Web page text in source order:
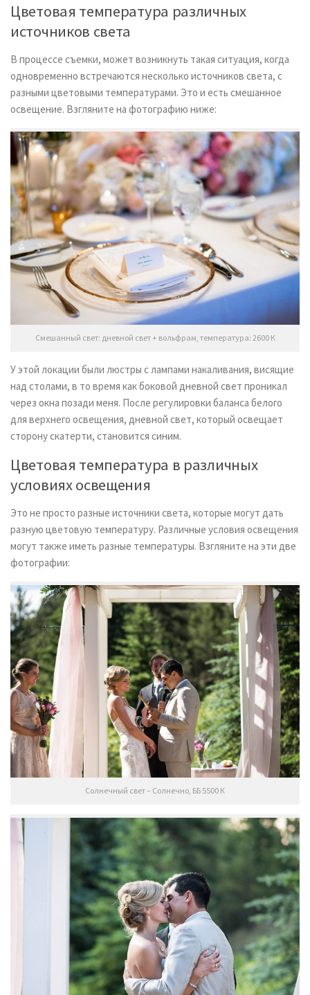
Цветовая температура различных
источников света
В процессе съемки, может возникнуть такая ситуация, когда
одновременно встречаются несколько источников света, с
разными цветовыми температурами. Это и есть смешанное
освещение. Взгляните на фотографию ниже:
Смешанный свет: дневной свет + вольфрам, температура: 2600 К
У этой локации были люстры с лампами накаливания, висящие
над столами, в то время как боковой дневной свет проникал
через окна позади меня. После регулировки баланса белого
для верхнего освещения, дневной свет, который освещает
сторону скатерти, становится синим.
Цветовая температура в различных
условиях освещения
Это не просто разные источники света, которые могут дать
разную цветовую температуру. Различные условия освещения
могут также иметь разные температуры. Взгляните на эти две
фотографии:
Солнечный свет – Солнечно, ББ 5500 К